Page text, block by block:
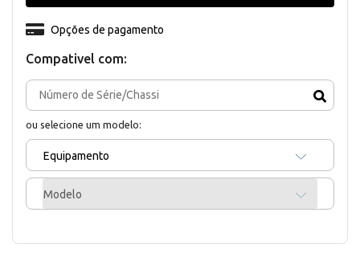
Compativel com:
ou selecione um modelo:
Equipamento
Modelo
Opções de pagamento